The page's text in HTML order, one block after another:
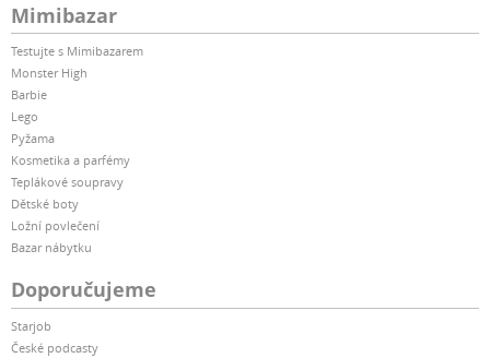
Mimibazar
Testujte s Mimibazarem
Monster High
Barbie
Lego
Pyžama
Kosmetika a parfémy
Teplákové soupravy
Dětské boty
Ložní povlečení
Bazar nábytku
Doporučujeme
Starjob
České podcasty